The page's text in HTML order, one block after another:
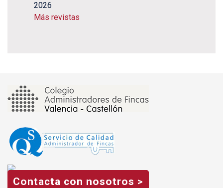
2026
Más revistas
Contacta con nosotros >